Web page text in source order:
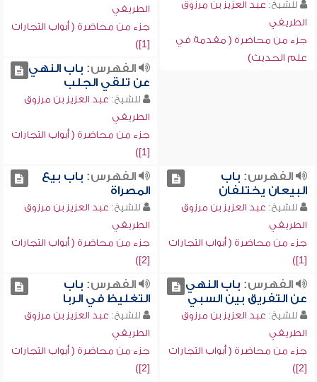
للشيخ: عبد العزيز بن مرزوق
الطريفي
جزء من محاضرة ( مقدمة في
علم الحديث)
الطريفي
جزء من محاضرة ( أبواب التجارات
[1])
الفهرس: باب النهي
عن تلقي الجلب
للشيخ: عبد العزيز بن مرزوق
الطريفي
جزء من محاضرة ( أبواب التجارات
[1])
الفهرس: باب
البيعان يختلفان
للشيخ: عبد العزيز بن مرزوق
الطريفي
جزء من محاضرة ( أبواب التجارات
[1])
الفهرس: باب بيع
المصراة
للشيخ: عبد العزيز بن مرزوق
الطريفي
جزء من محاضرة ( أبواب التجارات
[2])
الفهرس: باب النهي
عن التفريق بين السبي
للشيخ: عبد العزيز بن مرزوق
الطريفي
جزء من محاضرة ( أبواب التجارات
[2])
الفهرس: باب
التغليظ في الربا
للشيخ: عبد العزيز بن مرزوق
الطريفي
جزء من محاضرة ( أبواب التجارات
[2])